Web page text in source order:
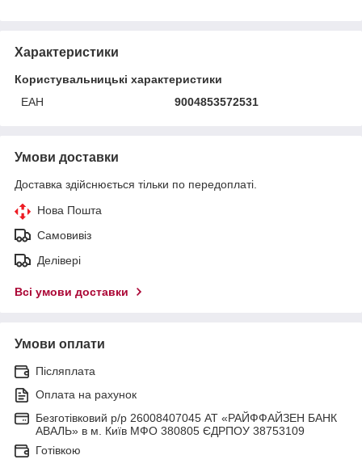
Характеристики
Користувальницькі характеристики
ЕАН
9004853572531
Умови доставки
Доставка здійснюється тільки по передоплаті.
Нова Пошта
Самовивіз
Делівері
Всі умови доставки
Умови оплати
Післяплата
Оплата на рахунок
Безготівковий р/р 26008407045 АТ «РАЙФФАЙЗЕН БАНК
АВАЛЬ» в м. Київ МФО 380805 ЄДРПОУ 38753109
Готівкою